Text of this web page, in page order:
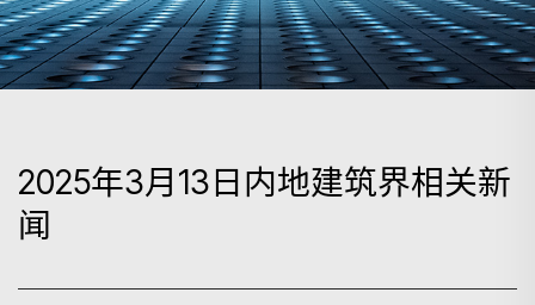
2025年3月13日内地建筑界相关新
闻